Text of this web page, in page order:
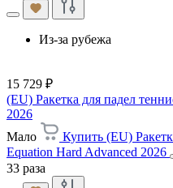
Из-за рубежа
15 729 ₽
(EU) Ракетка для падел
2026
Мало
Купить (EU)
Equation Hard Advanced 2026
33 раза